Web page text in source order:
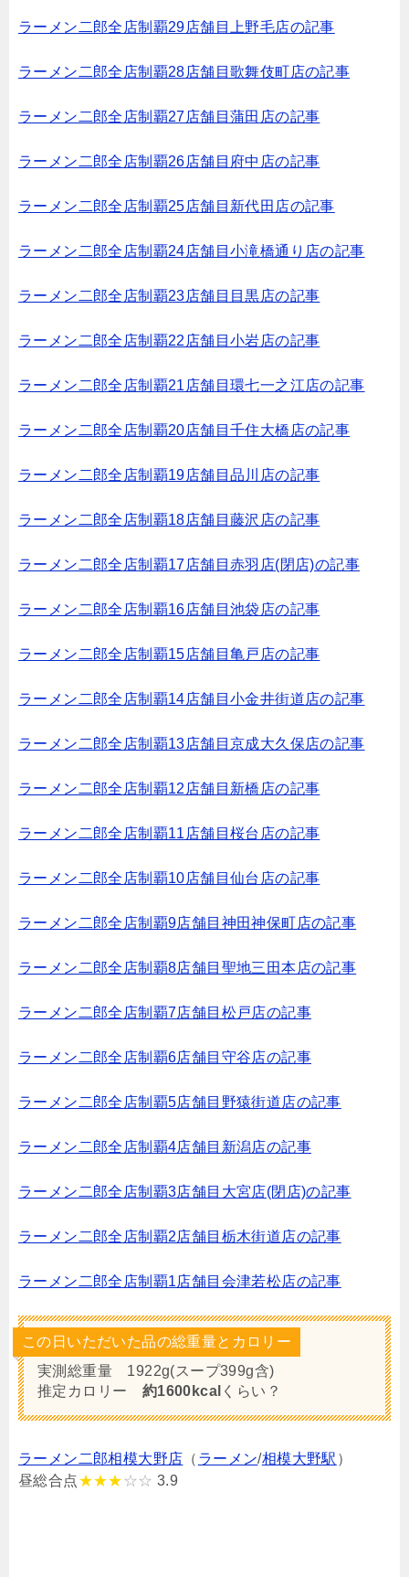
ラーメン二郎全店制覇29店舗目上野毛店の記事
ラーメン二郎全店制覇28店舗目歌舞伎町店の記事
ラーメン二郎全店制覇27店舗目蒲田店の記事
ラーメン二郎全店制覇26店舗目府中店の記事
ラーメン二郎全店制覇25店舗目新代田店の記事
ラーメン二郎全店制覇24店舗目小滝橋通り店の記事
ラーメン二郎全店制覇23店舗目目黒店の記事
ラーメン二郎全店制覇22店舗目小岩店の記事
ラーメン二郎全店制覇21店舗目環七一之江店の記事
ラーメン二郎全店制覇20店舗目千住大橋店の記事
ラーメン二郎全店制覇19店舗目品川店の記事
ラーメン二郎全店制覇18店舗目藤沢店の記事
ラーメン二郎全店制覇17店舗目赤羽店(閉店)の記事
ラーメン二郎全店制覇16店舗目池袋店の記事
ラーメン二郎全店制覇15店舗目亀戸店の記事
ラーメン二郎全店制覇14店舗目小金井街道店の記事
ラーメン二郎全店制覇13店舗目京成大久保店の記事
ラーメン二郎全店制覇12店舗目新橋店の記事
ラーメン二郎全店制覇11店舗目桜台店の記事
ラーメン二郎全店制覇10店舗目仙台店の記事
ラーメン二郎全店制覇9店舗目神田神保町店の記事
ラーメン二郎全店制覇8店舗目聖地三田本店の記事
ラーメン二郎全店制覇7店舗目松戸店の記事
ラーメン二郎全店制覇6店舗目守谷店の記事
ラーメン二郎全店制覇5店舗目野猿街道店の記事
ラーメン二郎全店制覇4店舗目新潟店の記事
ラーメン二郎全店制覇3店舗目大宮店(閉店)の記事
ラーメン二郎全店制覇2店舗目栃木街道店の記事
ラーメン二郎全店制覇1店舗目会津若松店の記事
この日いただいた品の総重量とカロリー
実測総重量 1922g(スープ399g含)
推定カロリー 約1600kcal くらい？
ラーメン二郎相模大野店 （ ラーメン/相模大野駅 ）
昼総合点★★★ ☆☆ 3.9